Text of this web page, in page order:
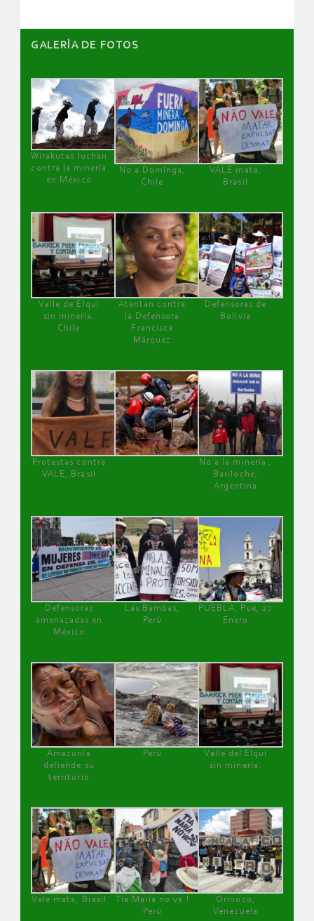
GALERÌA DE FOTOS
Wirakutas luchan
contra la minería
en México
No a Dominga,
Chile
VALE mata,
Brasil
Valle de Elqui
sin minería.
Chile
Atentan contra
la Defensora
Francisca
Márquez
Defensoras de
Bolivia
Protestas contra
VALE, Brasil
No a la minería ,
Bariloche,
Argentina
Defensoras
amenazadas en
México
Las Bambas,
Perú
PUEBLA, Pue, 27
Enero
Amazonía
defiende su
territorio
Perú
Valle del Elqui
sin minería.
Vale mata, Brasil
Tía María no va !
Perú
Orinoco,
Venezuela